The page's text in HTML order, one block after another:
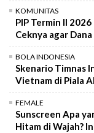
KOMUNITAS
PIP Termin II
Ceknya agar
BOLA INDONESIA
Skenario Timnas
Vietnam di Piala
FEMALE
Sunscreen Apa
Hitam di Wajah?